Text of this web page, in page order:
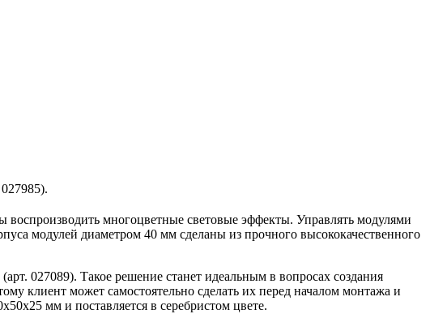
027985).
воспроизводить многоцветные световые эффекты. Управлять модулями
модулей диаметром 40 мм сделаны из прочного высококачественного
(арт. 027089). Такое решение станет идеальным в вопросах создания
клиент может самостоятельно сделать их перед началом монтажа и
мм и поставляется в серебристом цвете.